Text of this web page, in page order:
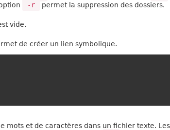
-r
permet la suppression des dossiers.
vide.
de créer un lien symbolique.
mots et de caractères dans un fichier texte. Les